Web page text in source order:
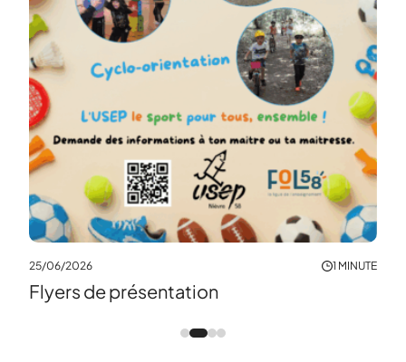
25/06/2026 1 MINUTE
Flyers de présentation